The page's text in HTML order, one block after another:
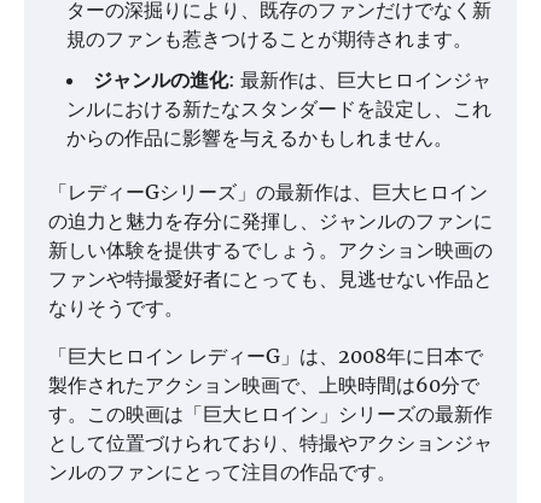
ターの深掘りにより、既存のファンだけでなく新
規のファンも惹きつけることが期待されます。
ジャンルの進化: 最新作は、巨大ヒロインジャ
ンルにおける新たなスタンダードを設定し、これ
からの作品に影響を与えるかもしれません。
「レディーGシリーズ」の最新作は、巨大ヒロイン
の迫力と魅力を存分に発揮し、ジャンルのファンに
新しい体験を提供するでしょう。アクション映画の
ファンや特撮愛好者にとっても、見逃せない作品と
なりそうです。
「巨大ヒロイン レディーG」は、2008年に日本で
製作されたアクション映画で、上映時間は60分で
す。この映画は「巨大ヒロイン」シリーズの最新作
として位置づけられており、特撮やアクションジャ
ンルのファンにとって注目の作品です。